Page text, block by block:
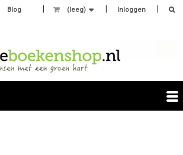
Inloggen
(leeg)
Blog